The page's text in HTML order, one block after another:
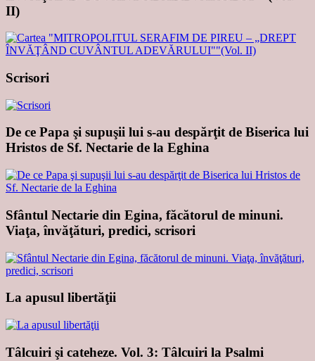
II)
Scrisori
De ce Papa şi supuşii lui s-au despărţit de Biserica lui
Hristos de Sf. Nectarie de la Eghina
Sfântul Nectarie din Egina, făcătorul de minuni.
Viaţa, învăţături, predici, scrisori
La apusul libertăţii
Tâlcuiri şi cateheze. Vol. 3: Tâlcuiri la Psalmi